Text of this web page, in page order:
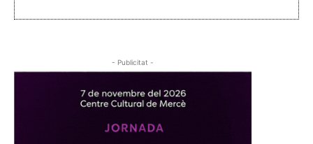
- Publicitat -